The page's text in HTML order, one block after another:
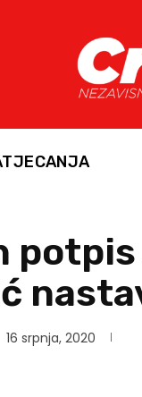
16 srpnja, 2020